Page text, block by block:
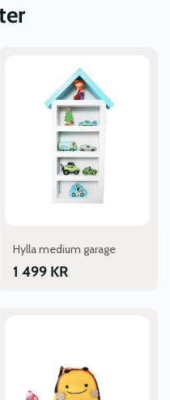
Hylla medium garage
1 499 KR